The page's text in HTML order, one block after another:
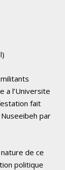
a l’Universite
fait
par
de ce
politique